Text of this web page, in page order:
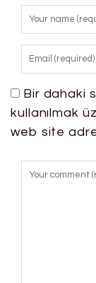
Bir dahaki
kullanılmak
web site